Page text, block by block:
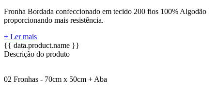
Fronha Bordada confeccionado em tecido 200 fios 100% Algodão
proporcionando mais resistência.
+ Ler mais
{{ data.product.name }}
Descrição do produto
02 Fronhas - 70cm x 50cm + Aba